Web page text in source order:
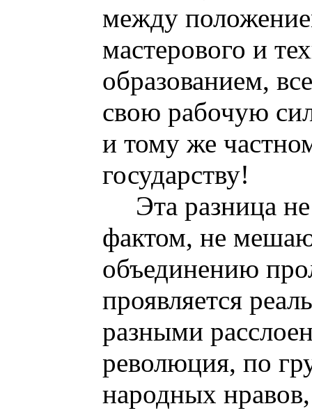
между
мастерового и
образованием,
свою рабочую
и тому же
государству!
Эта разница
фактом, не
объединению
проявляется
разными
революция, по
народных